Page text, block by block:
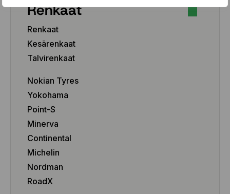
Renkaat
Renkaat
Kesärenkaat
Talvirenkaat
Nokian Tyres
Yokohama
Point-S
Minerva
Continental
Michelin
Nordman
RoadX